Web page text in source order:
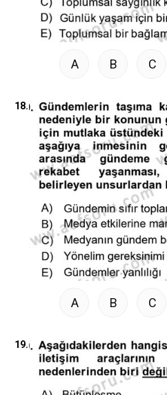
A B C
18.
A B C
19.